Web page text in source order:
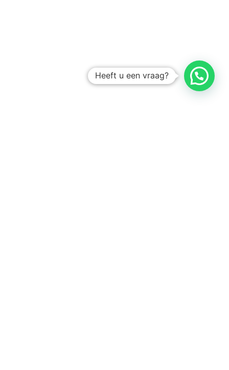
Heeft u een vraag?